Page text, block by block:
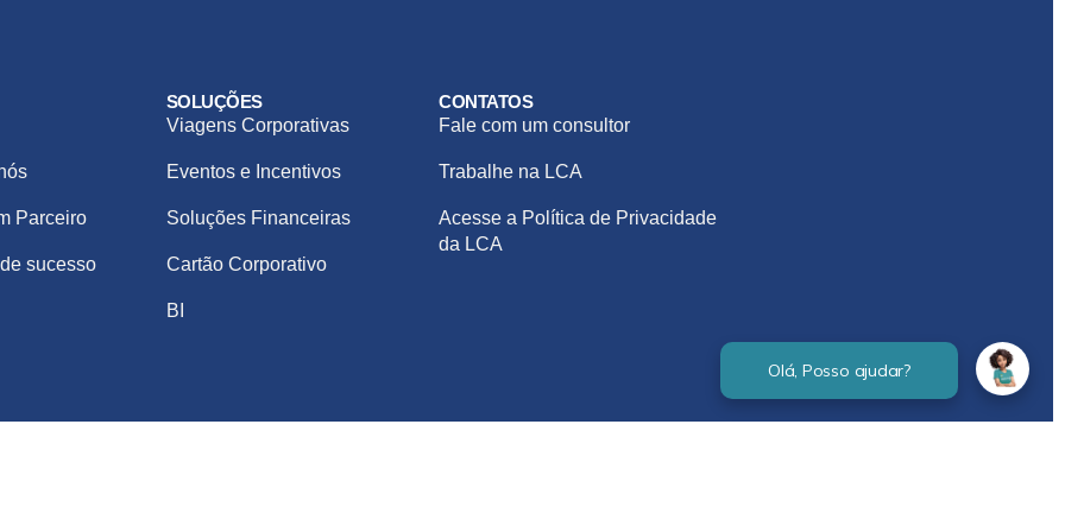
Parceiro
sucesso
SOLUÇÕES
Viagens Corporativas
Eventos e Incentivos
Soluções Financeiras
Cartão Corporativo
BI
CONTATOS
Fale com um consultor
Trabalhe na LCA
Acesse a Política de Privacidade
da LCA